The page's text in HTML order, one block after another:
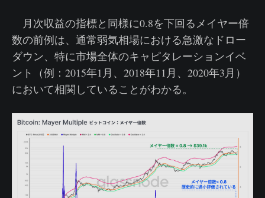
月次収益の指標と同様に0.8を下回るメイヤー倍
数の前例は、通常弱気相場における急激なドロー
ダウン、特に市場全体のキャピタレーションイベ
ント（例：2015年1月、2018年11月、2020年3月）
において相関していることがわかる。